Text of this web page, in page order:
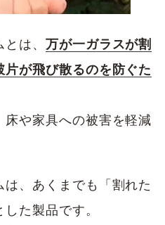
とは、万が一ガラスが割
が飛び散るのを防ぐた
床や家具への被害を軽減
、あくまでも「割れた
た製品です。